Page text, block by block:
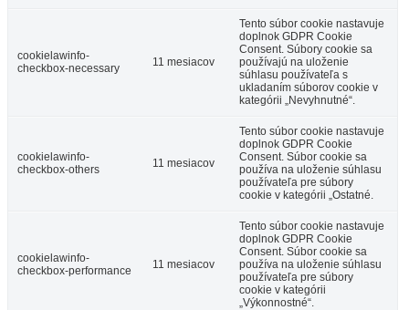
cookielawinfo-
checkbox-necessary
11 mesiacov
Tento súbor cookie nastavuje
doplnok GDPR Cookie
Consent. Súbory cookie sa
používajú na uloženie
súhlasu používateľa s
ukladaním súborov cookie v
kategórii „Nevyhnutné“.
cookielawinfo-
checkbox-others
11 mesiacov
Tento súbor cookie nastavuje
doplnok GDPR Cookie
Consent. Súbor cookie sa
používa na uloženie súhlasu
používateľa pre súbory
cookie v kategórii „Ostatné.
cookielawinfo-
checkbox-performance
11 mesiacov
Tento súbor cookie nastavuje
doplnok GDPR Cookie
Consent. Súbor cookie sa
používa na uloženie súhlasu
používateľa pre súbory
cookie v kategórii
„Výkonnostné“.